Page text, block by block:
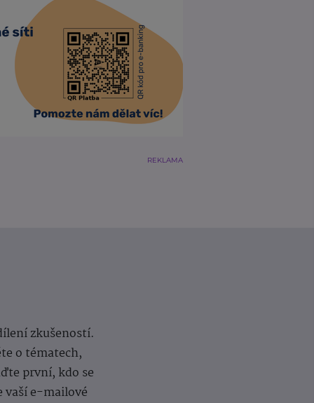
REKLAMA
zkušeností.
o tématech,
první, kdo se
vaší e-mailové